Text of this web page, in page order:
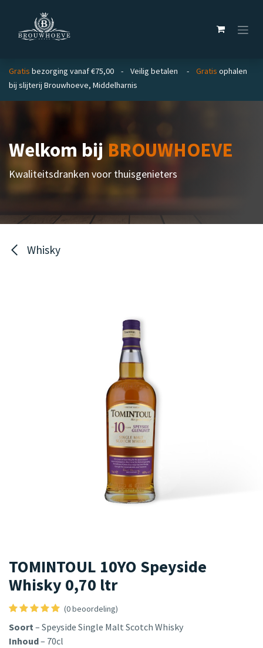
Gratis bezorging vanaf €75,00 - Veilig betalen - Gratis ophalen
bij slijterij Brouwhoeve, Middelharnis
Welkom bijBROUWHOEVE
Kwaliteitsdranken voor thuisgenieters
Whisky
TOMINTOUL 10YO Speyside
Whisky 0,70 ltr
(0 beoordeling)
Soort– Speyside Single Malt Scotch Whisky
Inhoud– 70cl